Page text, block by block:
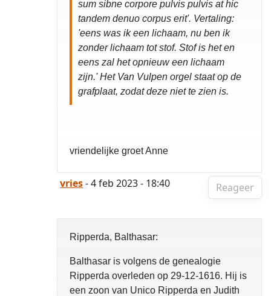
sum sibne corpore pulvis pulvis at hic
tandem denuo corpus erit'. Vertaling:
'eens was ik een lichaam, nu ben ik
zonder lichaam tot stof. Stof is het en
eens zal het opnieuw een lichaam
zijn.' Het Van Vulpen orgel staat op de
grafplaat, zodat deze niet te zien is.
vriendelijke groet Anne
Reageer
vries- 4 feb 2023 - 18:40
Ripperda, Balthasar:
Balthasar is volgens de genealogie
Ripperda overleden op 29-12-1616. Hij is
een zoon van Unico Ripperda en Judith